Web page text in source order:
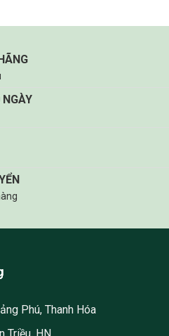
Phú, Thanh Hóa